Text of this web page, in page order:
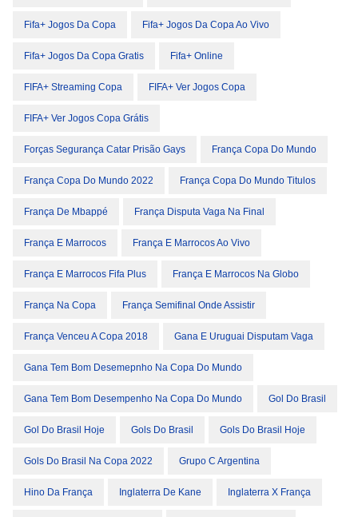
Fifa+ Jogos Da Copa Fifa+ Jogos Da Copa Ao Vivo
Fifa+ Jogos Da Copa Gratis Fifa+ Online
FIFA+ Streaming Copa FIFA+ Ver Jogos Copa
FIFA+ Ver Jogos Copa Grátis
Forças Segurança Catar Prisão Gays França Copa Do Mundo
França Copa Do Mundo 2022 França Copa Do Mundo Titulos
França De Mbappé França Disputa Vaga Na Final
França E Marrocos França E Marrocos Ao Vivo
França E Marrocos Fifa Plus França E Marrocos Na Globo
França Na Copa França Semifinal Onde Assistir
França Venceu A Copa 2018 Gana E Uruguai Disputam Vaga
Gana Tem Bom Desemepnho Na Copa Do Mundo
Gana Tem Bom Desempenho Na Copa Do Mundo Gol Do Brasil
Gol Do Brasil Hoje Gols Do Brasil Gols Do Brasil Hoje
Gols Do Brasil Na Copa 2022 Grupo C Argentina
Hino Da França Inglaterra De Kane Inglaterra X França